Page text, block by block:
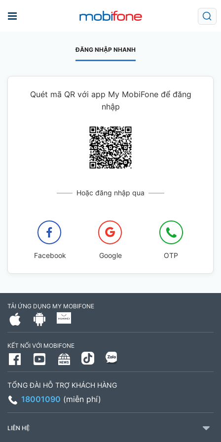
ĐĂNG NHẬP NHANH
Quét mã QR với app My MobiFone để đăng
nhập
Hoặc đăng nhập qua
Facebook Google OTP
TẢI ỨNG DỤNG MY MOBIFONE
KẾT NỐI VỚI MOBIFONE
TỔNG ĐÀI HỖ TRỢ KHÁCH HÀNG
18001090 (miễn phí)
LIÊN HỆ